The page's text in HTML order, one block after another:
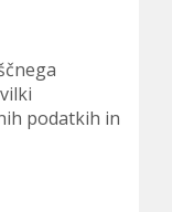
podatkih in